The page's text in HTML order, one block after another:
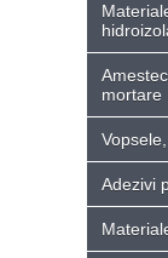
mortare
Adezivi